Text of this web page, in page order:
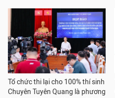
Tổ chức thi lại cho 100% thí sinh
Chuyên Tuyên Quang là phương